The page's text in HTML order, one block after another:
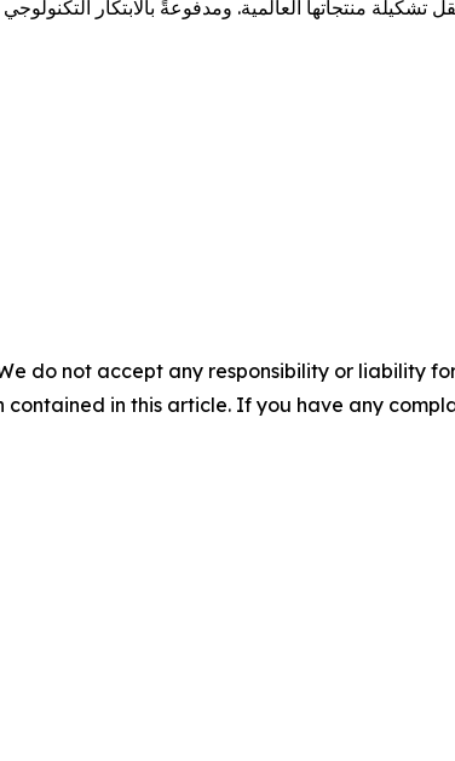
do not accept any responsibility or liability
in this article. If you have any